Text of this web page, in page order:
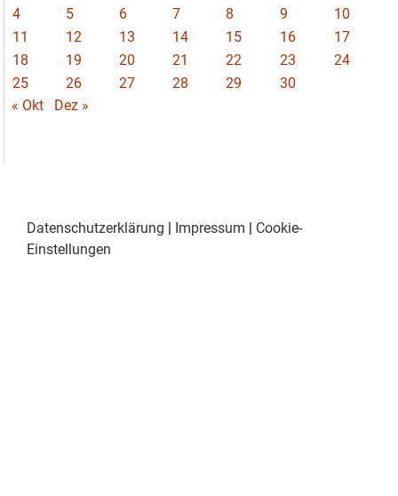
4
5 6 7 8 9
10
11
12 13 14 15 16
17
18
19 20 21 22 23
24
25
26 27 28 29
30
« Okt
Dez »
Datenschutzerklärung | Impressum | Cookie-
Einstellungen